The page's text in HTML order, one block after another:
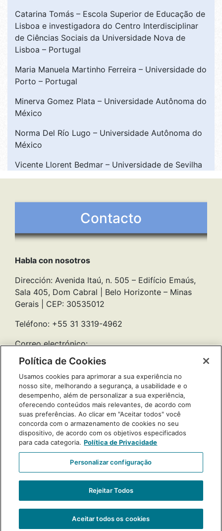
Catarina Tomás – Escola Superior de Educação de
Lisboa e investigadora do Centro Interdisciplinar
de Ciências Sociais da Universidade Nova de
Lisboa – Portugal
Maria Manuela Martinho Ferreira – Universidade do
Porto – Portugal
Minerva Gomez Plata – Universidade Autônoma do
México
Norma Del Río Lugo – Universidade Autônoma do
México
Vicente Llorent Bedmar – Universidade de Sevilha
Contacto
Habla con nosotros
Dirección: Avenida Itaú, n. 505 – Edifício Emaús,
Sala 405, Dom Cabral | Belo Horizonte – Minas
Gerais | CEP: 30535012
Teléfono: +55 31 3319-4962
Correo electrónico:
emiliaredeiberoamericana@gmail.com
Países
participantes:
Apoyo:
Política de Cookies
Usamos cookies para aprimorar a sua experiência no
nosso site, melhorando a segurança, a usabilidade e o
desempenho, além de personalizar a sua experiência,
oferecendo conteúdos mais relevantes, de acordo com
suas preferências. Ao clicar em "Aceitar todos" você
concorda com o armazenamento de cookies no seu
dispositivo, de acordo com os objetivos especificados
para cada categoria. Política de Privacidade
Personalizar configuração
Rejeitar Todos
Aceitar todos os cookies